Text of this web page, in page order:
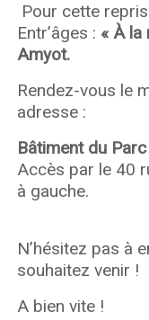
Pour cette
Entr’âges : « À la
Amyot.
Rendez-vous le
adresse :
Bâtiment du
Accès par le 40
à gauche.
N’hésitez pas à
souhaitez venir !
A bien vite !